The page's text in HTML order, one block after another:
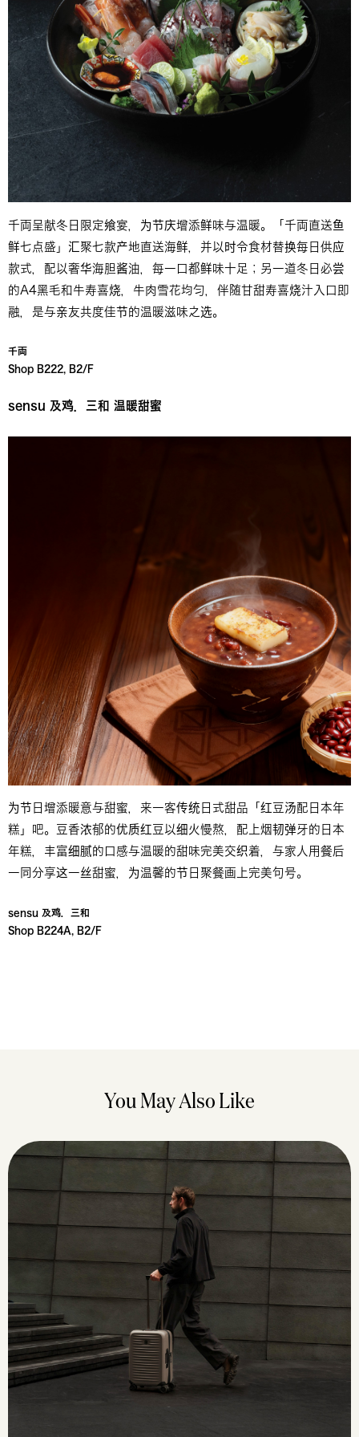
千両呈献冬日限定飨宴，为节庆增添鲜味与温暖。「千両直送鱼
鲜七点盛」汇聚七款产地直送海鲜，并以时令食材替换每日供应
款式，配以奢华海胆酱油，每一口都鲜味十足；另一道冬日必尝
的A4黑毛和牛寿喜烧，牛肉雪花均匀，伴随甘甜寿喜烧汁入口即
融，是与亲友共度佳节的温暖滋味之选。
千両
sensu 及鸡．三和 温暖甜蜜
为节日增添暖意与甜蜜，来一客传统日式甜品「红豆汤配日本年
糕」吧。豆香浓郁的优质红豆以细火慢熬，配上烟韧弹牙的日本
年糕，丰富细腻的口感与温暖的甜味完美交织着，与家人用餐后
一同分享这一丝甜蜜，为温馨的节日聚餐画上完美句号。
sensu 及鸡．三和
You May Also Like